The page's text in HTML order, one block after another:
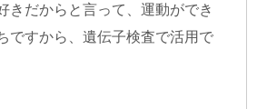
きだからと言って、運動ができ
ですから、遺伝子検査で活用で